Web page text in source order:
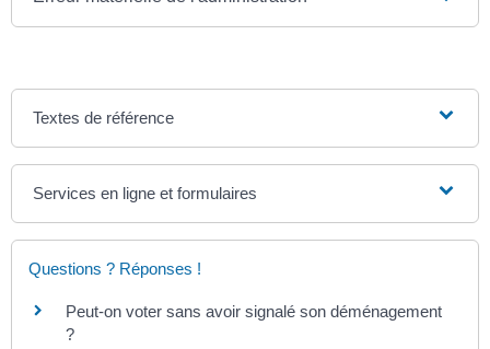
Textes de référence
Services en ligne et formulaires
Questions ? Réponses !
Peut-on voter sans avoir signalé son déménagement
?